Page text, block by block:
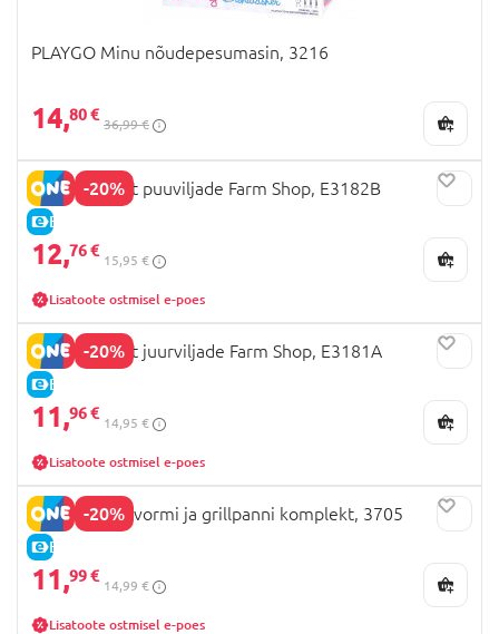
PLAYGO Minu nõudepesumasin, 3216
14,80 €
36,99 €
-20%
E-HIND
HAPE puidust puuviljade Farm Shop, E3182B
12,76 €
15,95 €
Lisatoote ostmisel e-poes
-20%
E-HIND
HAPE puidust juurviljade Farm Shop, E3181A
11,96 €
14,95 €
Lisatoote ostmisel e-poes
-20%
E-HIND
PLAYGO ahjuvormi ja grillpanni komplekt, 3705
11,99 €
14,99 €
Lisatoote ostmisel e-poes